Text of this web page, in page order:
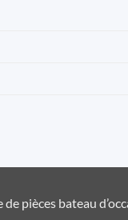
pièces bateau